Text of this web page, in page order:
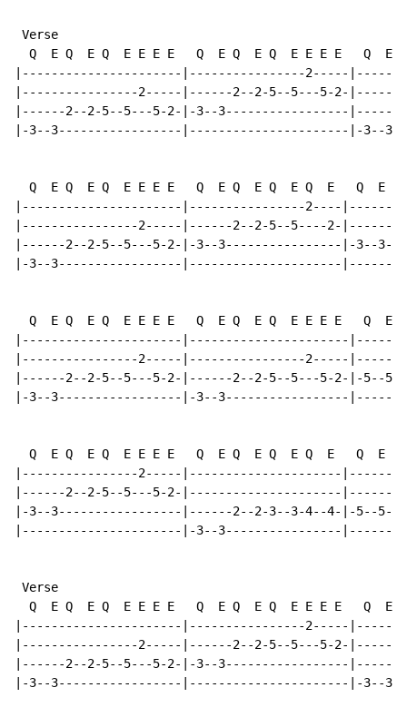
Verse
Q  E Q  E Q  E E E E   Q  E Q  E Q  E E E E   Q  E
|----------------------|----------------2-----
|----------------2-----|------2--2-5--5---5-2-
|------2--2-5--5---5-2-|-3--3-----------------|------
|-3--3-----------------|----------------------|-3--
Q  E Q  E Q  E E E E   Q  E Q  E Q  E Q  E   Q  E Q
|----------------------|----------------2----
|----------------2-----|------2--2-5--5----2-|------
|------2--2-5--5---5-2-|-3--3----------------|-3--
|-3--3-----------------|---------------------
Q  E Q  E Q  E E E E   Q  E Q  E Q  E E E E   Q  E
|----------------------|----------------------
|----------------2-----|----------------2-----
|------2--2-5--5---5-2-|------2--2-5--5---5-2-|-5--
|-3--3-----------------|-3--3-----------------
Q  E Q  E Q  E E E E   Q  E Q  E Q  E Q  E   Q  E
|----------------2-----|---------------------
|------2--2-5--5---5-2-|---------------------
|-3--3-----------------|------2--2-3--3-4--4-|-5--5-
|----------------------|-3--3----------------
Verse
Q  E Q  E Q  E E E E   Q  E Q  E Q  E E E E   Q  E
|----------------------|----------------2-----
|----------------2-----|------2--2-5--5---5-2-
|------2--2-5--5---5-2-|-3--3-----------------|------
|-3--3-----------------|----------------------|-3--